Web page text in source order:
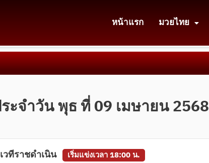
หน้าแรก มวยไทย
ะจำวัน พุธ ที่ 09 เมษายน 2568
ทีราชดำเนิน เริ่มแข่งเวลา 18:00 น.